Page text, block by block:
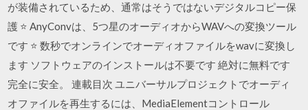
が装備されているため、通常はそうではないデジタルコピー保
護 ⭐ AnyConvは、5つ星のオーディオからWAVへの変換ツール
です ⭐ 数秒でオンラインでオーディオファイルをwavに変換し
ます ソフトウェアのインストールは不要です 絶対に無料です
完全に安全。 連載目次 ユニバーサルプロジェクトでオーディ
オファイルを再生するには、MediaElementコントロール